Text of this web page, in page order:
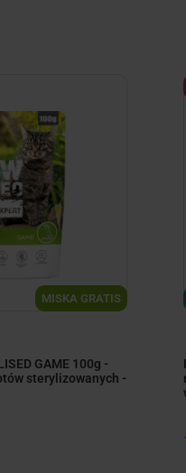
MISKA GRATIS
GAME 100g -
sterylizowanych -